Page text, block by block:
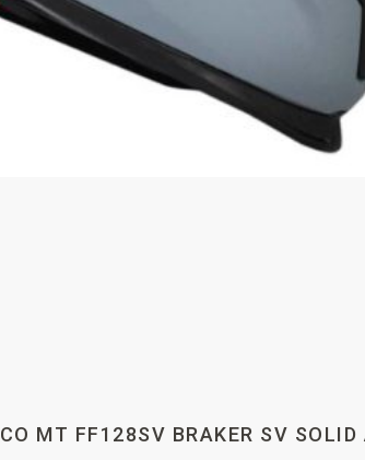
MT FF128SV BRAKER SV SOLID